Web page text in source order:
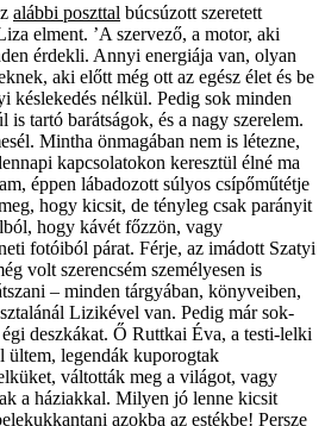
alábbi poszttal búcsúzott szeretett
elment. ’A szervező, a motor, aki
érdekli. Annyi energiája van, olyan
aki előtt még ott az egész élet és be
késlekedés nélkül. Pedig sok minden
is tartó barátságok, és a nagy szerelem.
Mintha önmagában nem is létezne,
kapcsolatokon keresztül élné ma
éppen lábadozott súlyos csípőműtétje
hogy kicsit, de tényleg csak parányit
hogy kávét főzzön, vagy
fotóiból párat. Férje, az imádott Szatyi
volt szerencsém személyesen is
– minden tárgyában, könyveiben,
Lizikével van. Pedig már sok-
deszkákat. Ő Ruttkai Éva, a testi-lelki
ültem, legendák kuporogtak
váltották meg a világot, vagy
a háziakkal. Milyen jó lenne kicsit
azokba az estékbe! Persze